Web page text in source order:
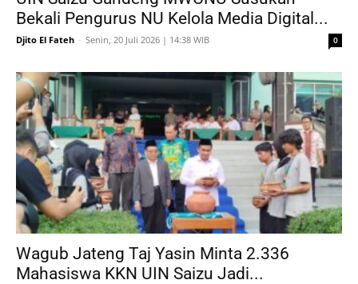
Bekali Pengurus NU Kelola Media Digital...
Djito El Fateh - Senin, 20 Juli 2026 | 14:38 WIB 0
Wagub Jateng Taj Yasin Minta 2.336
Mahasiswa KKN UIN Saizu Jadi...